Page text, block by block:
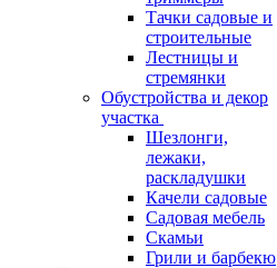
Тачки садовые и
строительные
Лестницы и
стремянки
Обустройства и декор
участка
Шезлонги,
лежаки,
раскладушки
Качели садовые
Садовая мебель
Скамьи
Грили и барбекю